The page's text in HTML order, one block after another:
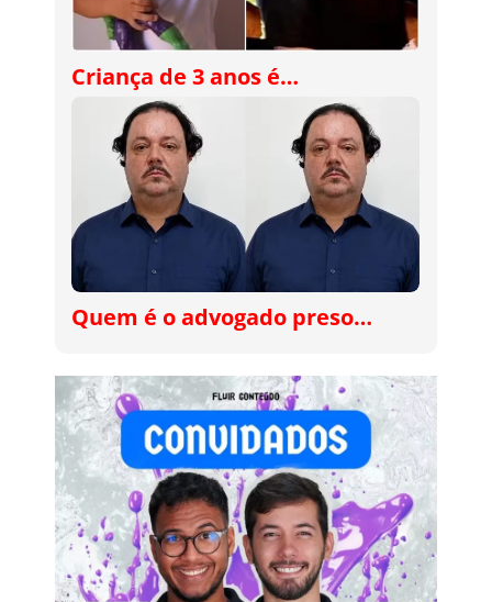
Criança de 3 anos é…
Quem é o advogado preso…